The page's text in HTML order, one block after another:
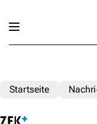
Startseite